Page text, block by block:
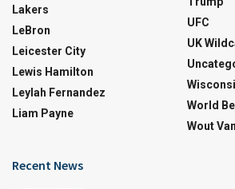
Lakers
LeBron
Leicester City
Lewis Hamilton
Leylah Fernandez
Liam Payne
UFC
UK
World
Wout
Recent News